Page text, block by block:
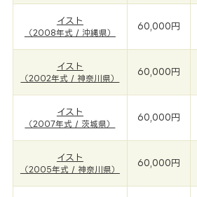
イスト
（2008年式 / 沖縄県）
60,000円
イスト
（2002年式 / 神奈川県）
60,000円
イスト
（2007年式 / 茨城県）
60,000円
イスト
（2005年式 / 神奈川県）
60,000円